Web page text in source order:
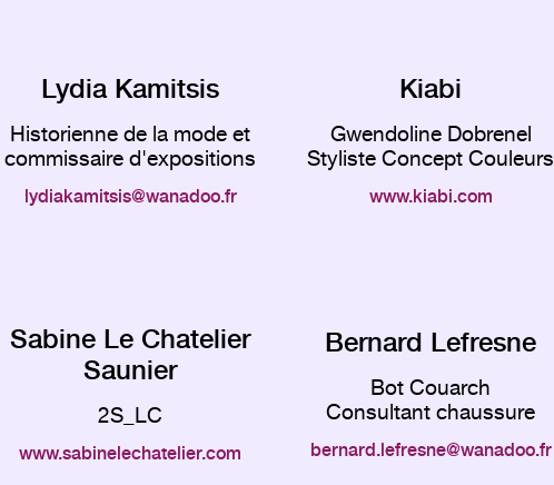
Lydia Kamitsis
Historienne de la mode et
commissaire d'expositions
lydiakamitsis wanadoo.fr
Kiabi
Gwendoline Dobrenel
Styliste Concept Couleurs
www.kiabi.com
Sabine Le Chatelier
Saunier
2S_LC
www.sabinelechatelier.com
Bernard Lefresne
Bot Couarch
Consultant chaussure
bernard.lefresne wanadoo.fr